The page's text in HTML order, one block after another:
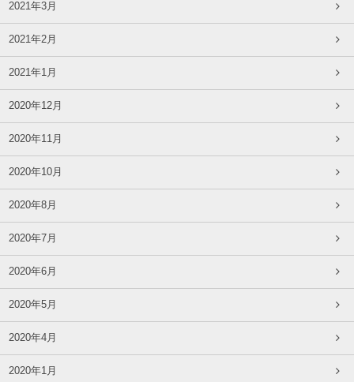
2021年3月
2021年2月
2021年1月
2020年12月
2020年11月
2020年10月
2020年8月
2020年7月
2020年6月
2020年5月
2020年4月
2020年1月